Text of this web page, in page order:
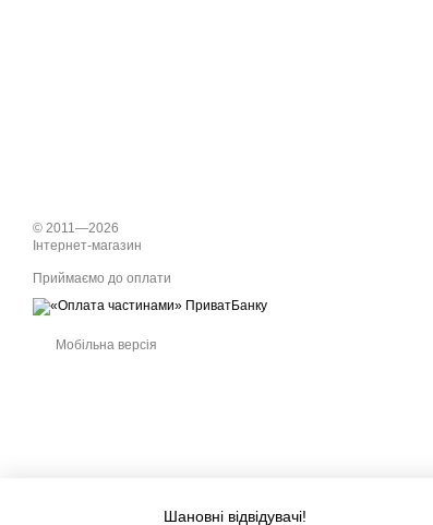
© 2011—2026
Інтернет-магазин
Приймаємо до оплати
Мобільна версія
Шановні відвідувачі!